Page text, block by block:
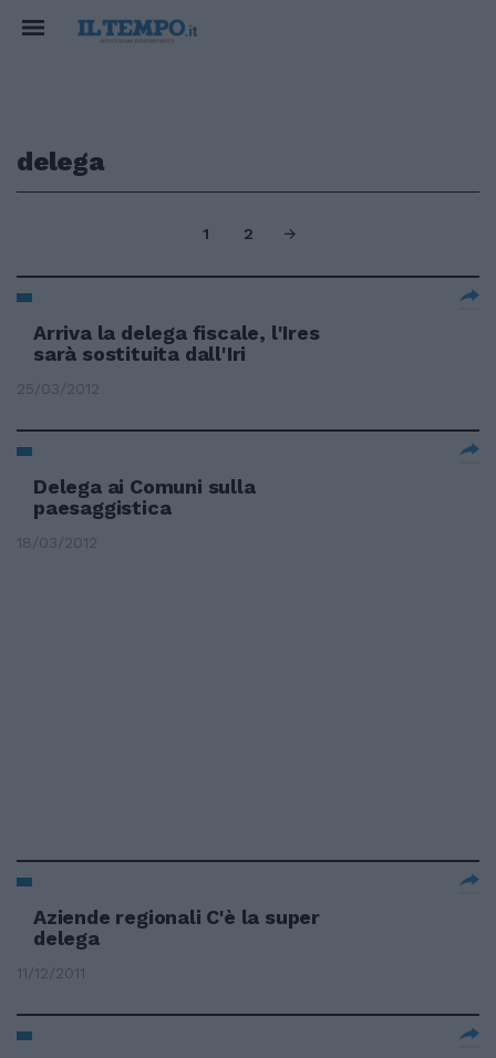
delega
1 2
Arriva la delega fiscale, l'Ires
sarà sostituita dall'Iri
25/03/2012
Delega ai Comuni sulla
paesaggistica
18/03/2012
Aziende regionali C'è la super
delega
11/12/2011